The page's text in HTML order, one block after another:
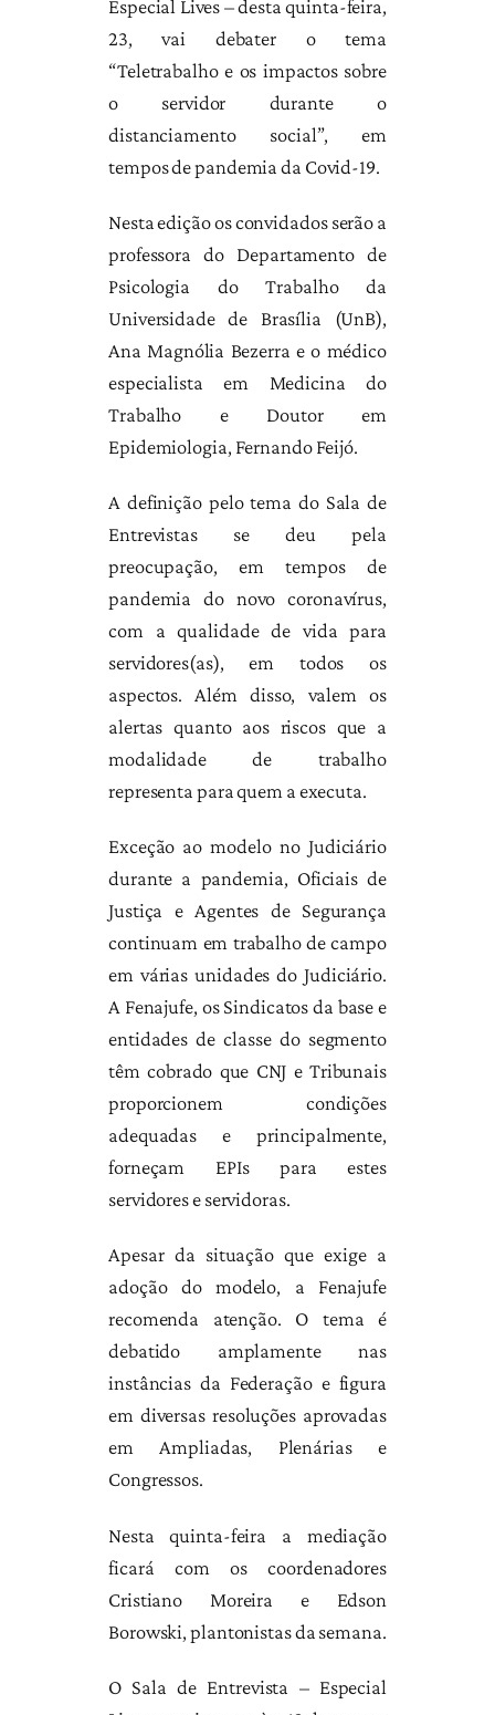
Especial Lives – desta quinta-feira,
23, vai debater o tema
“Teletrabalho e os impactos sobre
o servidor durante o
distanciamento social”, em
tempos de pandemia da Covid-19.
Nesta edição os convidados serão a
professora do Departamento de
Psicologia do Trabalho da
Universidade de Brasília (UnB),
Ana Magnólia Bezerra e o médico
especialista em Medicina do
Trabalho e Doutor em
Epidemiologia, Fernando Feijó.
A definição pelo tema do Sala de
Entrevistas se deu pela
preocupação, em tempos de
pandemia do novo coronavírus,
com a qualidade de vida para
servidores(as), em todos os
aspectos. Além disso, valem os
alertas quanto aos riscos que a
modalidade de trabalho
representa para quem a executa.
Exceção ao modelo no Judiciário
durante a pandemia, Oficiais de
Justiça e Agentes de Segurança
continuam em trabalho de campo
em várias unidades do Judiciário.
A Fenajufe, os Sindicatos da base e
entidades de classe do segmento
têm cobrado que CNJ e Tribunais
proporcionem condições
adequadas e principalmente,
forneçam EPIs para estes
servidores e servidoras.
Apesar da situação que exige a
adoção do modelo, a Fenajufe
recomenda atenção. O tema é
debatido amplamente nas
instâncias da Federação e figura
em diversas resoluções aprovadas
em Ampliadas, Plenárias e
Congressos.
Nesta quinta-feira a mediação
ficará com os coordenadores
Cristiano Moreira e Edson
Borowski, plantonistas da semana.
O Sala de Entrevista – Especial